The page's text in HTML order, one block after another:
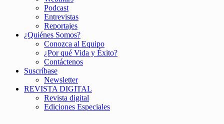
Podcast
Entrevistas
Reportajes
¿Quiénes Somos?
Conozca al Equipo
¿Por qué Vida y Éxito?
Contáctenos
Suscríbase
Newsletter
REVISTA DIGITAL
Revista digital
Ediciones Especiales